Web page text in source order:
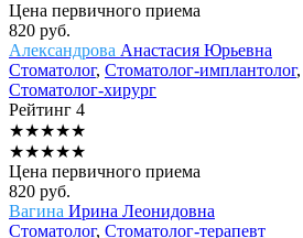
Цена первичного приема
820 руб.
Александрова Анастасия Юрьевна
Стоматолог, Стоматолог-имплантолог,
Стоматолог-хирург
Рейтинг 4
★★★★★
★★★★★
Цена первичного приема
820 руб.
Вагина Ирина Леонидовна
Стоматолог, Стоматолог-терапевт